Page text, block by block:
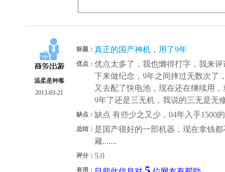
温柔是种毒
2013-03-21
标题： 真正的国产神机，用了9年
优点： 优点太多了，我也懒得打字，我来
下来做纪念，9年之间摔过无数次了
又去配了快电池，现在还在继续用
9年了还是三无机，我说的三无是无
缺点： 缺点 有些少之又少，04年入手1500
总结： 是国产很好的一部机器，现在拿钱
藏.......
评分： 5.0
有用：